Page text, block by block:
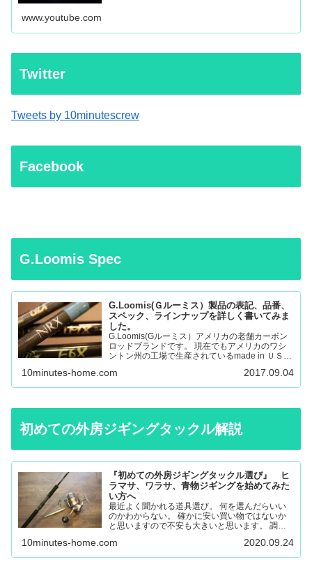
www.youtube.com
Twitter
Tweets by 10minutescrew
Facebook
G.Loomis Spec
G.Loomis(Ｇルーミス）製品の表記、品番、
スペック、ラインナップを詳しく書いてみま
した。
G.Loomis(Gルーミス）アメリカの老舗カーボン
ロッドブランドです。 現在でもアメリカのワシ
ントン州の工場で生産されているmade in ＵＳＡ
ド、、サーモントラウト、パンフィッシュ、ウォ
ール…
10minutes-home.com 2017.09.04
初めての外房ジギングタックル解説
『初めての外房ジギングタックル選び』 ヒ
ラマサ、ワラサ、青物ジギングを始めてみた
い方へ
最近よく聞かれる道具選び。 何を選んだらいい
のかわからない。 確かに安い買い物ではないか
と思いますので不安も大きいと思います。 調べ
ったり。 唯一の失敗しない道具選びは外房に通
いこんでいる人に聞く…
10minutes-home.com 2020.09.24